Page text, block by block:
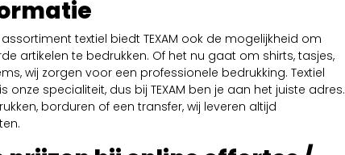
textiel biedt TEXAM ook de mogelijkheid om
artikelen te bedrukken. Of het nu gaat om shirts, tasjes,
wij zorgen voor een professionele bedrukking. Textiel
onze specialiteit, dus bij TEXAM ben je aan het juiste adres.
borduren of een transfer, wij leveren altijd